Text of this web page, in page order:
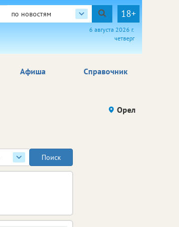
по новостям 18+
6 августа 2026 г.
четверг
Афиша Справочник
Орел